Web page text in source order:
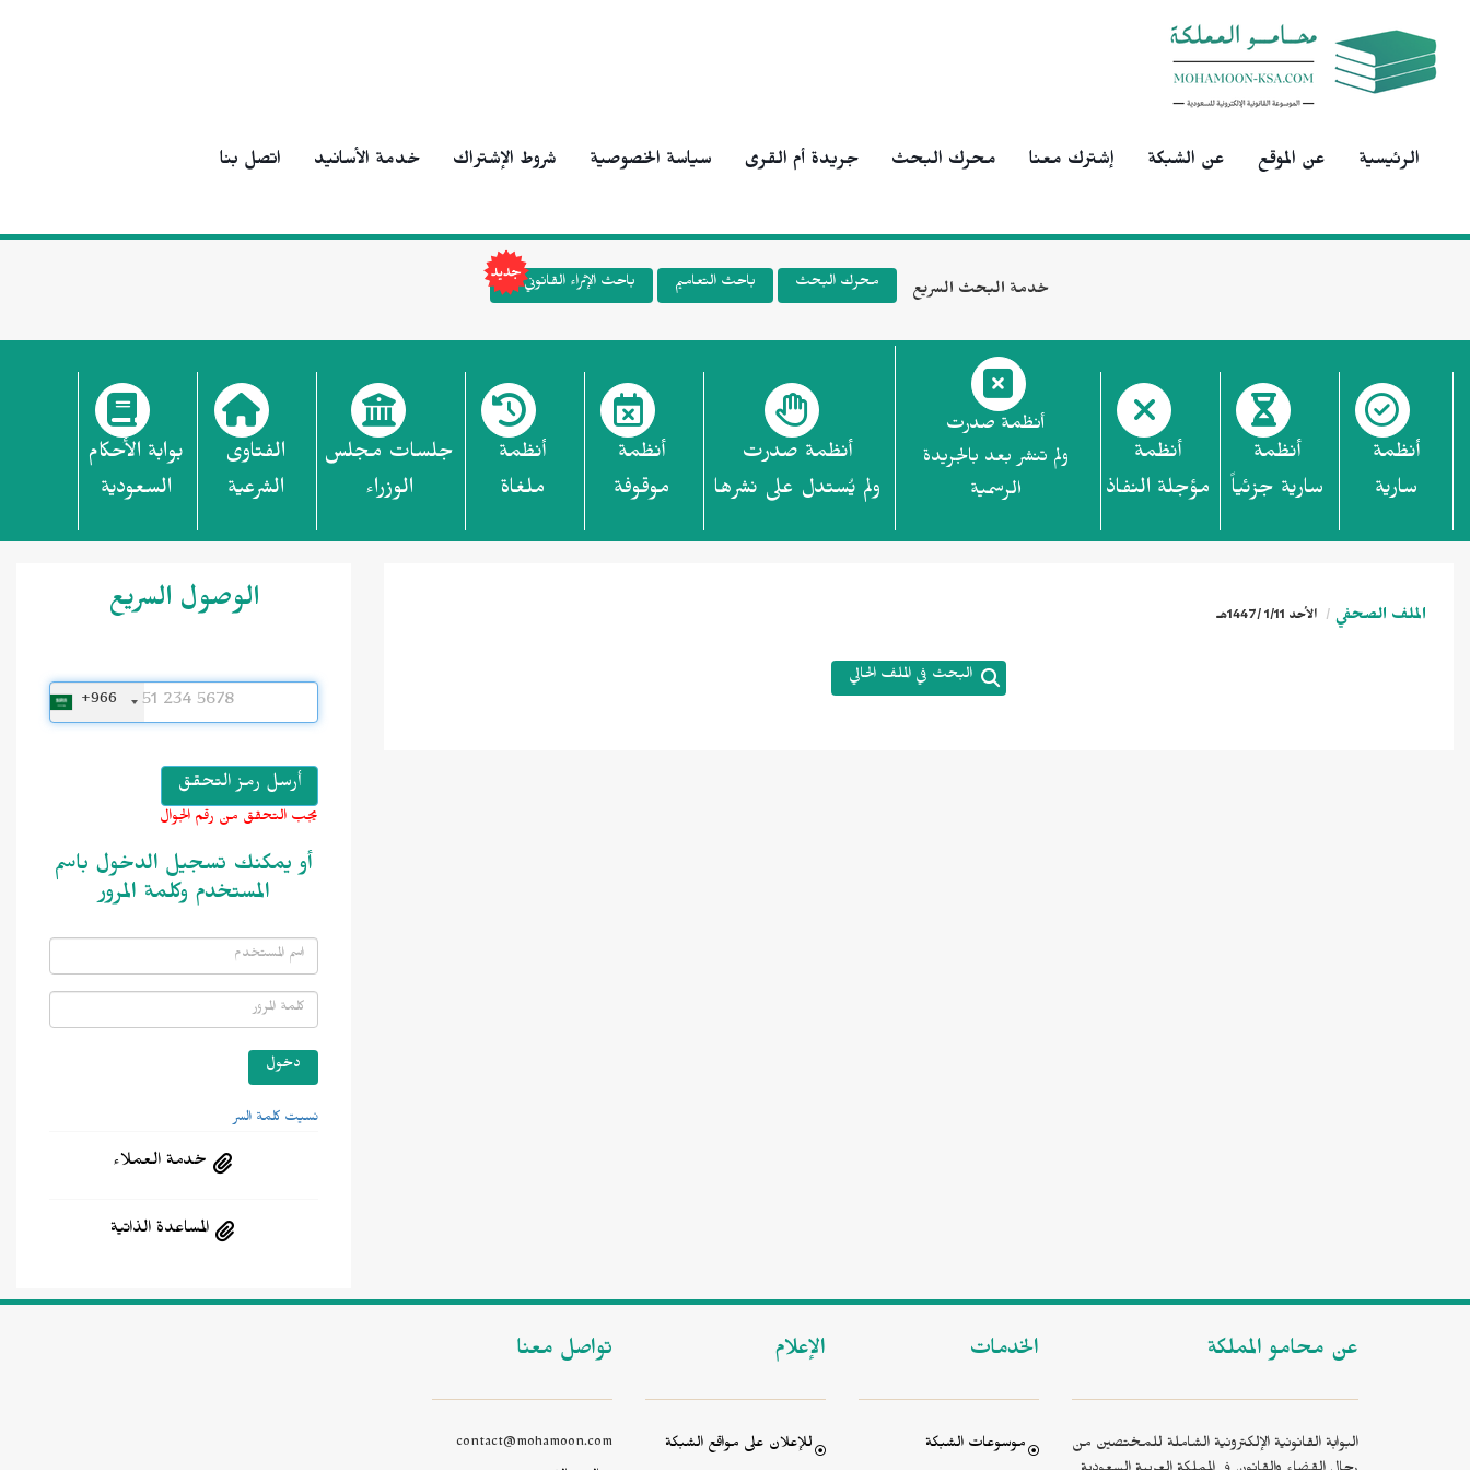
الرئيسية عن الموقع عن الشبكة إشترك معنا محرك البحث جريدة أم القرى سياسة الخصوصية شروط الإشتراك خدمة الأسانيد اتصل بنا
خدمة البحث السريع محرك البحث باحث التعاميم باحث الإثراء القانوني
أنظمة
سارية
أنظمة
سارية جزئياً
أنظمة
مؤجلة النفاذ
أنظمة صدرت
ولم تنشر بعد بالجريدة
الرسمية
أنظمة صدرت
ولم يُستدل على نشرها
أنظمة
موقوفة
أنظمة
ملغاة
جلسات مجلس
الوزراء
الفتاوى
الشرعية
بوابة الأحكام
السعودية
الملف الصحفي الأحد 1/11 /1447هـ
البحث في الملف الحالي
الوصول السريع
+966
يجب التحقق من رقم الجوال
أو يمكنك تسجيل الدخول باسم
المستخدم وكلمة المرور
نسيت كلمة السر
خدمة العملاء
المساعدة الذاتية
عن محامو المملكة
البوابة القانونية الإلكترونية الشاملة للمختصين من
الخدمات
موسوعات الشبكة
الإعلام
للإعلان على مواقع الشبكة
تواصل معنا
contact@mohamoon.com